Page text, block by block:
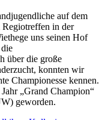
auf dem
in der
uns seinen Hof
über die große
konnten wir
Championesse kennen.
„Grand Champion“
geworden.